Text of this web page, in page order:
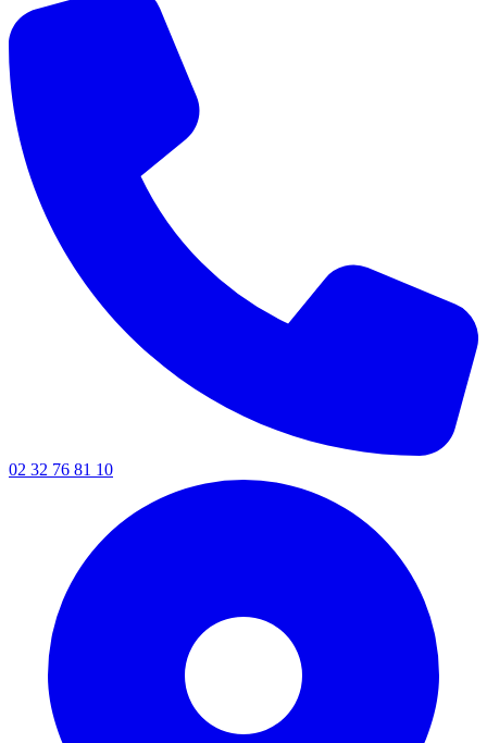
02 32 76 81 10